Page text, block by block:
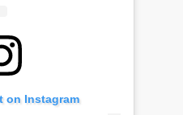
on Instagram